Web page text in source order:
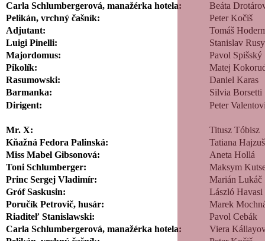
Carla Schlumbergerová, manažérka hotela:
Beáta
Pelikán, vrchný čašník:
Peter Kočiš
Adjutant:
Tomáš
Luigi Pinelli:
Stanislav
Majordomus:
Pavol Spišský
Pikolík:
Matej
Rasumowski:
Daniel Karas
Barmanka:
Silvia Borsetti
Dirigent:
Peter
Mr. X:
Titusz Tóbisz
Kňažná Fedora Palinská:
Tatiana
Miss Mabel Gibsonová:
Aneta Hollá
Toni Schlumberger:
Maksym
Princ Sergej Vladimír:
Marián Lukáč
Gróf Saskusin:
László Havasi
Poručík Petrovič, husár:
Marek
Riaditeľ Stanislawski:
Pavol Cebák
Carla Schlumbergerová, manažérka hotela:
Viera